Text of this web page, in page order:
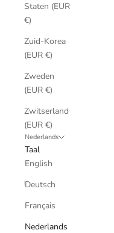
Staten (EUR
€)
Zuid-Korea
(EUR €)
Zweden
(EUR €)
Zwitserland
(EUR €)
Nederlands
Taal
English
Deutsch
Français
Nederlands